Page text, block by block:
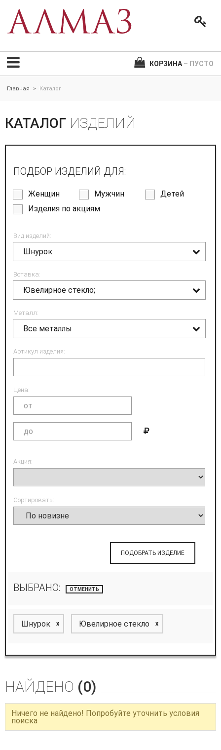
КОРЗИНА – ПУСТО
Главная > Каталог
КАТАЛОГ ИЗДЕЛИЙ
ПОДБОР ИЗДЕЛИЙ ДЛЯ:
Женщин Мужчин
Детей
Изделия по акциям
Вид изделий:
Шнурок
Вставка:
Ювелирное стекло;
Металл:
Все металлы
Артикул изделия:
Цена:
Акция:
Сортировать:
ПОДОБРАТЬ ИЗДЕЛИЕ
ВЫБРАНО: ОТМЕНИТЬ
Шнурок x Ювелирное стекло x
НАЙДЕНО (0)
Ничего не найдено! Попробуйте уточнить условия
поиска